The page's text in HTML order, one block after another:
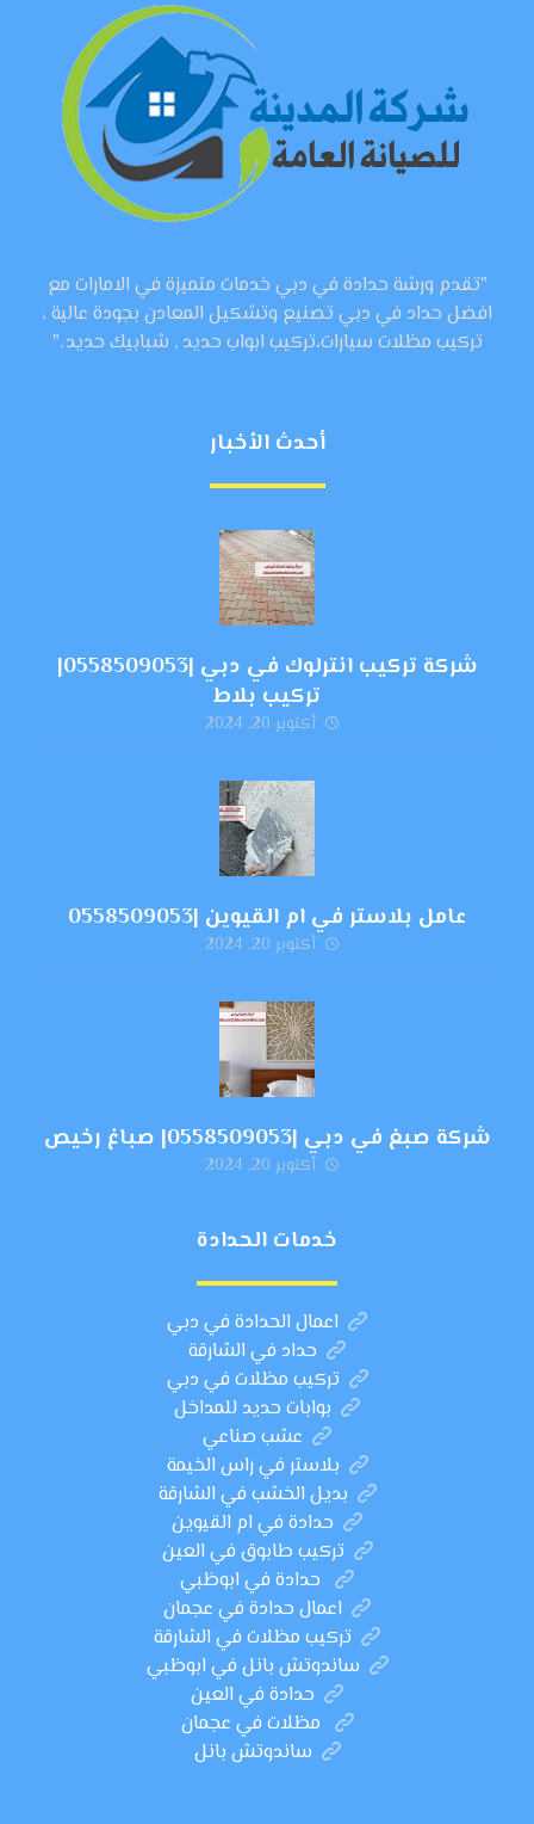
"تقدم ورشة حدادة في دبي خدمات متميزة في الامارات مع
افضل حداد في دبي تصنيع وتشكيل المعادن بجودة عالية ،
تركيب مظلات سيارات،تركيب ابواب حديد , شبابيك حديد ."
أحدث الأخبار
شركة تركيب انترلوك في دبي |0558509053|
تركيب بلاط
أكتوبر 20, 2024
عامل بلاستر في ام القيوين |0558509053
أكتوبر 20, 2024
شركة صبغ في دبي |0558509053| صباغ رخيص
أكتوبر 20, 2024
خدمات الحدادة
اعمال الحدادة في دبي
حداد في الشارقة
تركيب مظلات في دبي
بوابات حديد للمداخل
عشب صناعي
بلاستر في راس الخيمة
بديل الخشب في الشارقة
حدادة في ام القيوين
تركيب طابوق في العين
حدادة في ابوظبي
اعمال حدادة في عجمان
تركيب مظلات في الشارقة
ساندوتش بانل في ابوظبي
حدادة في العين
مظلات في عجمان
ساندوتش بانل